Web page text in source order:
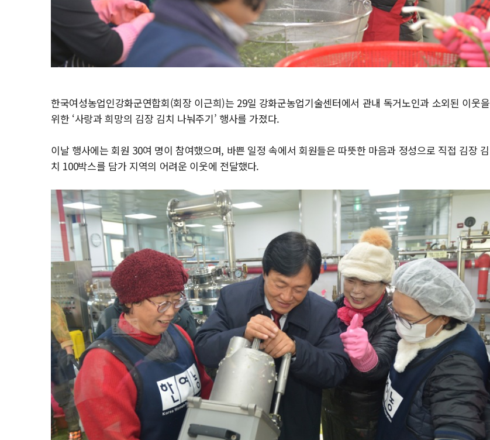
한국여성농업인강화군연합회(회장 이근희)는 29일 강화군농업기술센터에서 관내 독거노인과 소외된 이웃을
위한 ‘사랑과 희망의 김장 김치 나눠주기’ 행사를 가졌다.
이날 행사에는 회원 30여 명이 참여했으며, 바쁜 일정 속에서 회원들은 따뜻한 마음과 정성으로 직접 김장 김
치 100박스를 담가 지역의 어려운 이웃에 전달했다.